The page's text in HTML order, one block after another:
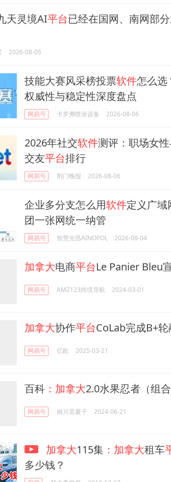
天灵境AI平台已经在国网、南网部
2026-08-05
技能大赛风采榜投票软件怎么选
权威性与稳定性深度盘点
网易号 卡罗弗喷涂设备 2026-08-06
2026年社交软件测评：职场女
交友平台排行
网易号 荆门晚报 2026-08-06
企业多分支怎么用软件定义广域
团一张网统一纳管
网易号 智慧光迅AINOPOL 2026-08-04
加拿大电商平台Le Panier Bleu
网易号 AMZ123跨境导航 2024-03-01
加拿大协作平台CoLab完成B+
网易号 亿欧 2025-03-21
百科 ：加拿大2.0水果忍者（组
网易号 南川觅夏子 2024-06-21
加拿大115集 ：加拿大租车
多少钱？